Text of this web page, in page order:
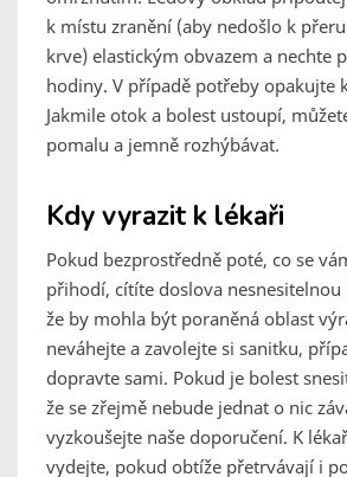
k místu zranění (aby nedošlo k
krve) elastickým obvazem a nechte
hodiny. V případě potřeby opakujte
Jakmile otok a bolest ustoupí,
pomalu a jemně rozhýbávat.
Kdy vyrazit k lékaři
Pokud bezprostředně poté, co se
přihodí, cítíte doslova nesnesitelnou
že by mohla být poraněná oblast
neváhejte a zavolejte si sanitku,
dopravte sami. Pokud je bolest
že se zřejmě nebude jednat o nic
vyzkoušejte naše doporučení. K
vydejte, pokud obtíže přetrvávají i